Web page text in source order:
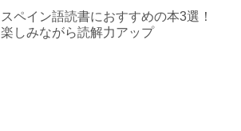
スペイン語読書におすすめの本3選！
楽しみながら読解力アップ